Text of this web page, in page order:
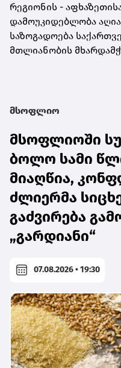
რეგიონის -
დამოუკიდებლობა
საზოგადოება
მთლიანობის
მსოფლიო
მსოფლიოში
ბოლო სამი
მიაღწია,
ძლიერმა
გაძვირება
„გარდიანი“
07.08.2026 • 19:30